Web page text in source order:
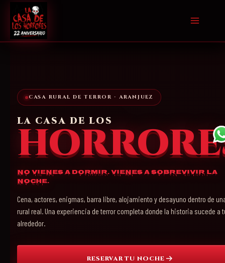
contenido
CASA RURAL DE TERROR · ARANJUEZ
LA CASA DE LOS
No vienes a dormir. Vienes a sobrevivir la
noche.
Cena, actores, enigmas, barra libre, alojamiento y desayuno dentro de
rural real. Una experiencia de terror completa donde la historia sucede a
alrededor.
RESERVAR TU NOCHE